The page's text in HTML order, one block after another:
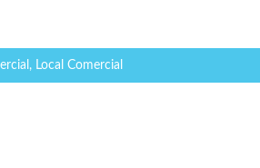
Local Comercial